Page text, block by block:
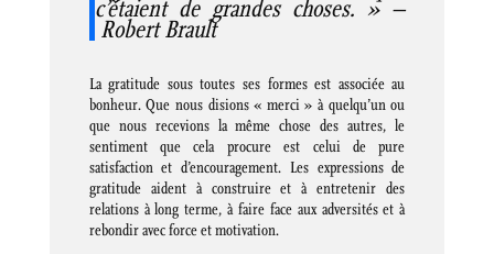
c’étaient de grandes choses. » –
Robert Brault
La gratitude sous toutes ses formes est associée au
bonheur. Que nous disions « merci » à quelqu’un ou
que nous recevions la même chose des autres, le
sentiment que cela procure est celui de pure
satisfaction et d’encouragement. Les expressions de
gratitude aident à construire et à entretenir des
relations à long terme, à faire face aux adversités et à
rebondir avec force et motivation.